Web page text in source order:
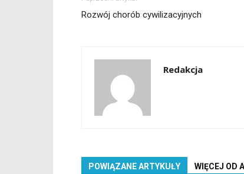
Rozwój chorób cywilizacyjnych
Redakcja
POWIĄZANE ARTYKUŁY WIĘCEJ OD